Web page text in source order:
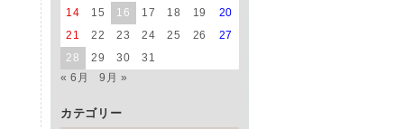
14
15 16 17 18 19
20
21
22 23 24 25 26
27
28
29 30
31
« 6月
9月 »
カテゴリー